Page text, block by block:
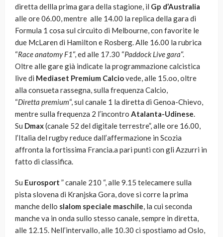
diretta dellla prima gara della stagione, il Gp d’Australia
alle ore 06.00, mentre alle 14.00 la replica della gara di
Formula 1 cosa sul circuito di Melbourne, con favorite le
due McLaren di Hamilton e Rosberg. Alle 16.00 la rubrica
“Race anatomy F1“, ed alle 17.30 “Paddock Live gara“.
Oltre alle gare già indicate la programmazione calcistica
live di Mediaset Premium Calciovede, alle 15.oo, oltre
alla consueta rassegna, sulla frequenza Calcio,
“Diretta premium“, sul canale 1 la diretta di Genoa-Chievo,
mentre sulla frequenza 2 l’incontro Atalanta-Udinese.
Su Dmax(canale 52 del digitale terrestre”, alle ore 16.00,
l’Italia del rugby reduce dall’affermazione in Scozia
affronta la fortissima Francia.a pari punti con gli Azzurri in
fatto di classifica.
Su Eurosport ” canale 210 “, alle 9.15 telecamere sulla
pista slovena di Kranjska Gora, dove si corre la prima
manche dello slalom speciale maschile, la cui seconda
manche va in onda sullo stesso canale, sempre in diretta,
alle 12.15. Nell’intervallo, alle 10.30 ci spostiamo ad Oslo,